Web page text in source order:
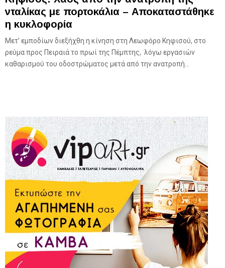
νταλίκας με πορτοκάλια – Αποκαταστάθηκε
η κυκλοφορία
Μετ’ εμποδίων διεξήχθη η κίνηση στη Λεωφόρο Κηφισού, στο
ρεύμα προς Πειραιά το πρωί της Πέμπτης, λόγω εργασιών
καθαρισμού του οδοστρώματος μετά από την ανατροπή...